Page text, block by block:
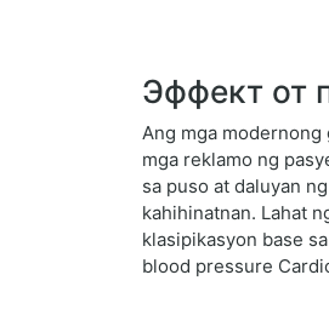
Эффект от
Ang mga modernong
mga reklamo ng
sa puso at daluyan
kahihinatnan. Lahat
klasipikasyon base
blood pressure